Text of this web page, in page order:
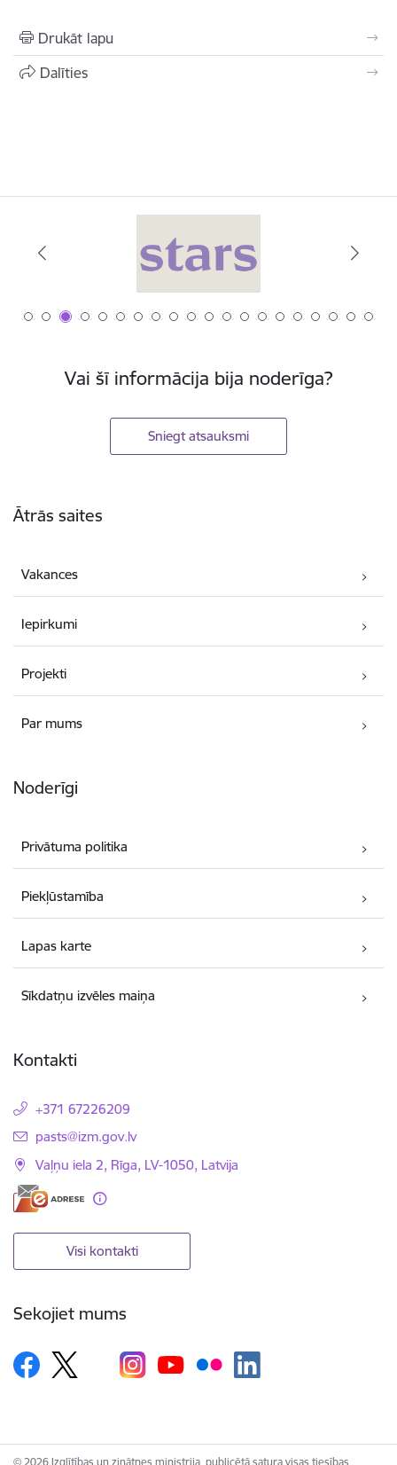
Drukāt lapu
Dalīties
Vai šī informācija bija noderīga?
Sniegt atsauksmi
Ātrās saites
Vakances
Iepirkumi
Projekti
Par mums
Noderīgi
Privātuma politika
Piekļūstamība
Lapas karte
Sīkdatņu izvēles maiņa
Kontakti
+371 67226209
E-pasts:
pasts@izm.gov.lv
Vaļņu iela 2, Rīga, LV-1050, Latvija
Visi kontakti
Sekojiet mums
© 2026 Izglītības un zinātnes ministrija, publicētā satura visas tiesības